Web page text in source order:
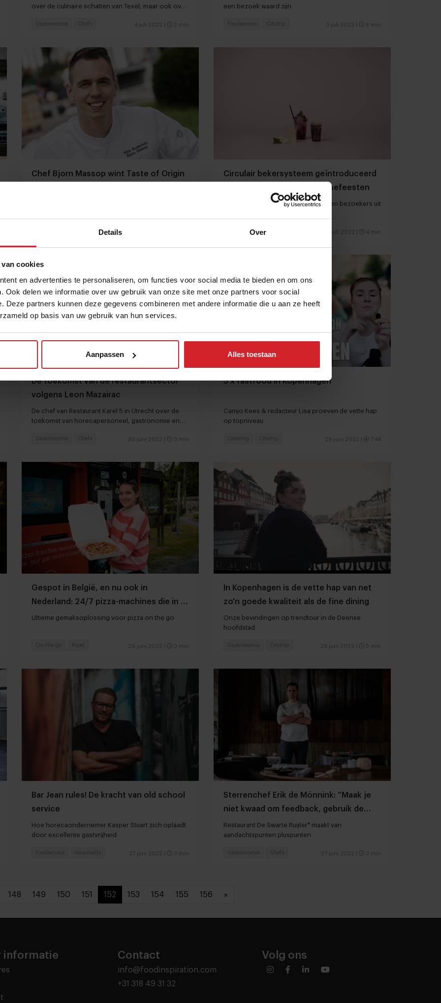
Details Over
cookies
en advertenties te personaliseren, om functies voor social media te bieden en om ons
Ook delen we informatie over uw gebruik van onze site met onze partners voor social
Deze partners kunnen deze gegevens combineren met andere informatie die u aan ze heeft
op basis van uw gebruik van hun services.
Aanpassen Alles toestaan
over de culinaire schatten van Texel, maar ook over
4 juli 2022 2 min
Gastronomie Chefs
een bezoek waard zijn
3 juli 2022 8 min
Foodservice Citytrip
Chef Bjorn Massop wint Taste of Origin
Circulair bekersysteem geïntroduceerd
tijdens Nijmeegse Vierdaagsefeesten
Tijdens de Vierdaagsefeesten drinken bezoekers uit
1 juli 2022 4 min
Eventcatering
De toekomst van de restaurantsector
volgens Leon Mazairac
De chef van Restaurant Karel 5 in Utrecht over de
toekomst van horecapersoneel, gastronomie en
30 juni 2022 3 min
Gastronomie Chefs
5 x fastfood in Kopenhagen
Camjo Kees & redacteur Lisa proeven de vette hap
op topniveau
29 juni 2022 7:44
Catering Citytrip
Gespot in België, en nu ook in
Nederland: 24/7 pizza-machines die in 3
minuten verse pizza’s bereiden
Ultieme gemaksoplossing voor pizza on the go
29 juni 2022 3 min
On-the-go Food
In Kopenhagen is de vette hap van net
zo'n goede kwaliteit als de fine dining
Onze bevindingen op trendtour in de Deense
hoofdstad
28 juni 2022 5 min
Gastronomie Citytrip
Bar Jean rules! De kracht van old school
service
Hoe horecaondernemer Kasper Stuart zich oplaadt
door excellente gastvrijheid
27 juni 2022 3 min
Foodservice Hospitality
Sterrenchef Erik de Mönnink: “Maak je
niet kwaad om feedback, gebruik de
inhoud”
Restaurant De Swarte Ruijter* maakt van
aandachtspunten pluspunten
27 juni 2022 3 min
Gastronomie Chefs
148 149 150 151 152 153 154 155 156 »
informatie Contact
info@foodinspiration.com
+31 318 49 31 32
Volg ons